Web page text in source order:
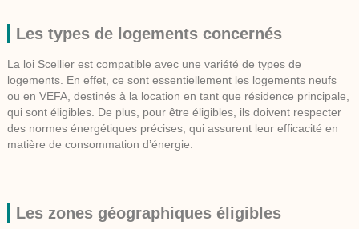
Les types de logements concernés
La loi Scellier est compatible avec une variété de types de
logements. En effet, ce sont essentiellement les logements neufs
ou en VEFA, destinés à la location en tant que résidence principale,
qui sont éligibles. De plus, pour être éligibles, ils doivent respecter
des normes énergétiques précises, qui assurent leur efficacité en
matière de consommation d’énergie.
Les zones géographiques éligibles